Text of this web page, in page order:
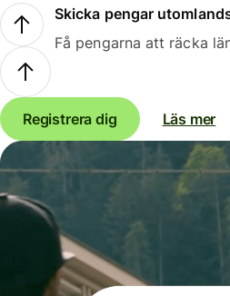
Skicka pengar
Få pengarna att räcka
Registrera dig Läs mer